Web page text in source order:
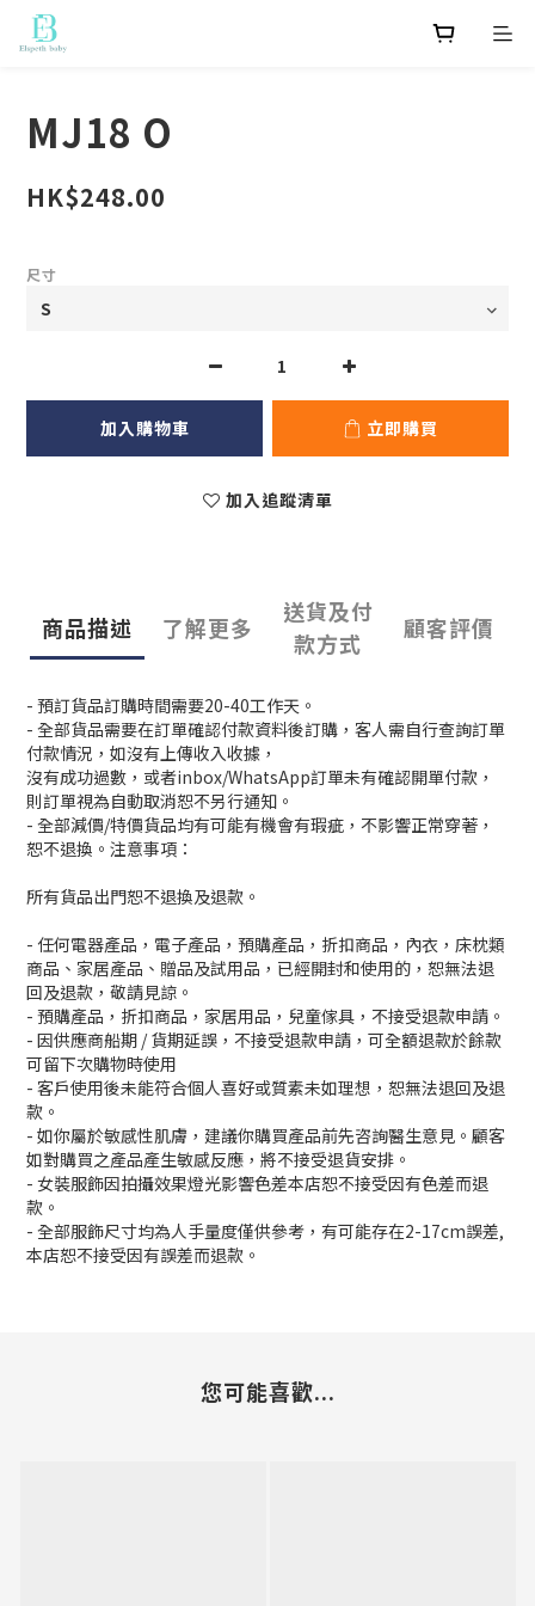
MJ18 O
HK$248.00
尺寸
加入購物車 立即購買
加入追蹤清單
商品描述 了解更多
送貨及付
款方式
顧客評價
- 預訂貨品訂購時間需要20-40工作天。
- 全部貨品需要在訂單確認付款資料後訂購，客人需自行查詢訂單
付款情況，如沒有上傳收入收據，
沒有成功過數，或者inbox/WhatsApp訂單未有確認開單付款，
則訂單視為自動取消恕不另行通知。
- 全部減價/特價貨品均有可能有機會有瑕疵，不影響正常穿著，
恕不退換。注意事項：
所有貨品出門恕不退換及退款。
- 任何電器產品，電子產品，預購產品，折扣商品，內衣，床枕類
商品、家居產品、贈品及試用品，已經開封和使用的，恕無法退
回及退款，敬請見諒。
- 預購產品，折扣商品，家居用品，兒童傢具，不接受退款申請。
- 因供應商船期 / 貨期延誤，不接受退款申請，可全額退款於餘款
可留下次購物時使用
- 客戶使用後未能符合個人喜好或質素未如理想，恕無法退回及退
款。
- 如你屬於敏感性肌膚，建議你購買產品前先咨詢醫生意見。顧客
如對購買之產品產生敏感反應，將不接受退貨安排。
- 女裝服飾因拍攝效果燈光影響色差本店恕不接受因有色差而退
款。
- 全部服飾尺寸均為人手量度僅供參考，有可能存在2-17cm誤差,
本店恕不接受因有誤差而退款。
您可能喜歡...